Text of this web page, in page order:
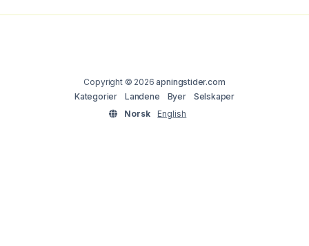
Copyright © 2026apningstider.com
Kategorier
Landene Byer
Selskaper
Norsk
English